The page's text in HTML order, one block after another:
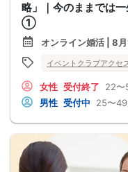
略」｜今のままでは
①
オンライン婚活 | 8
イベントクラブアクセ
女性 受付終了 22〜
男性 受付中 25〜